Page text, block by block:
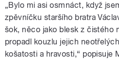
„Bylo mi asi osmnáct, když
zpěvníčku staršího bratra
šok, něco jako blesk z čistého
propadl kouzlu jejich
košatosti a hravosti,“ popisuje